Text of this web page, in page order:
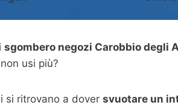
sgombero negozi Carobbio degli
usi più?
si ritrovano a dover svuotare un